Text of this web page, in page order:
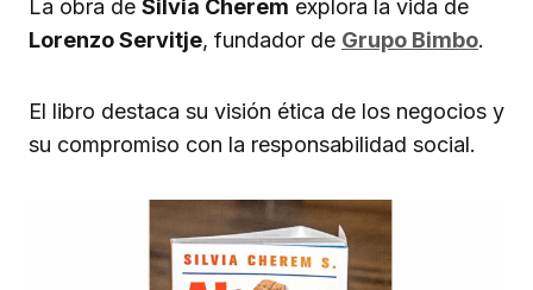
La obra de Silvia Cherem explora la vida de
Lorenzo Servitje, fundador de Grupo Bimbo.
El libro destaca su visión ética de los negocios y
su compromiso con la responsabilidad social.